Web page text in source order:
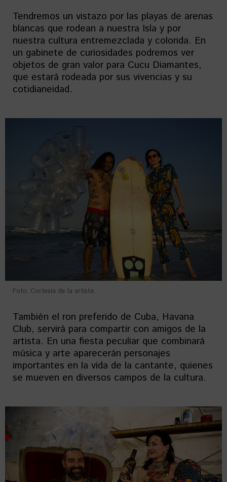
Tendremos un vistazo por las playas de arenas
blancas que rodean a nuestra Isla y por
nuestra cultura entremezclada y colorida. En
un gabinete de curiosidades podremos ver
objetos de gran valor para Cucu Diamantes,
que estará rodeada por sus vivencias y su
cotidianeidad.
Foto: Cortesía de la artista.
También el ron preferido de Cuba, Havana
Club, servirá para compartir con amigos de la
artista. En una fiesta peculiar que combinará
música y arte aparecerán personajes
importantes en la vida de la cantante, quienes
se mueven en diversos campos de la cultura.